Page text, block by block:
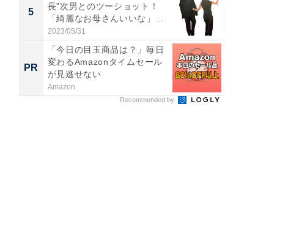
5
長”次男とのツーショット！
「綺麗なお母さんいいな」...
2023/05/31
PR
「今日の目玉商品は？」毎日
変わるAmazonタイムセール
が見逃せない
Amazon
Recommended by